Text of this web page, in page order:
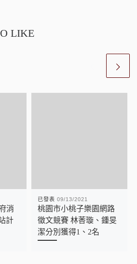
LIKE
消
計
已發表 09/13/2021
桃園市小桃子樂園網路
徵文競賽 林莕璇、鍾旻
潔分別獲得1、2名